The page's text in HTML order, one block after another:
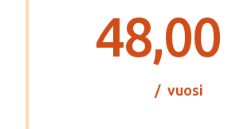
/ vuosi